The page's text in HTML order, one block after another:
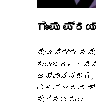
ಗುಂಪು
ನೀವು ನಿಮ್ಮ
ಪಿಕಪ್ ಅಥವಾ
ಸೇರಿಸಬಹುದು.